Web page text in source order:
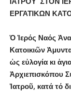
ΕΡΓΑΤΙΚΩΝ
Ὁ Ἱερός Ναός
Κατοικιῶν
ὡς εὐλογία κι
Ἀρχιεπισκόπου
Ἰατροῦ, κατά τό